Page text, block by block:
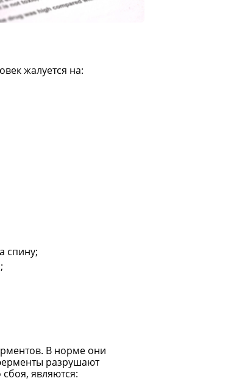
жалуется на:
спину;
В норме они
разрушают
являются: